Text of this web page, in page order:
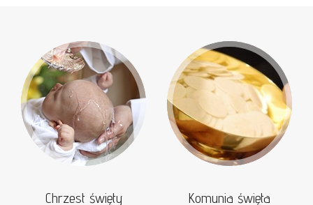
Chrzest święty Komunia święta